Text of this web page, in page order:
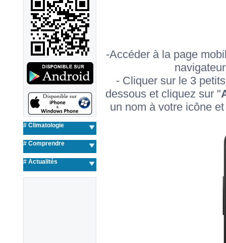
# Climatologie
# Comprendre
# Actualités
-Accéder à la page
- Cliquer sur le 3
dessous et cliquez sur "
un nom à votre icône